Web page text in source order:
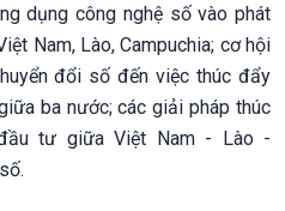
dụng công nghệ số vào phát
Nam, Lào, Campuchia; cơ hội
đổi số đến việc thúc đẩy
ba nước; các giải pháp thúc
tư giữa Việt Nam - Lào -